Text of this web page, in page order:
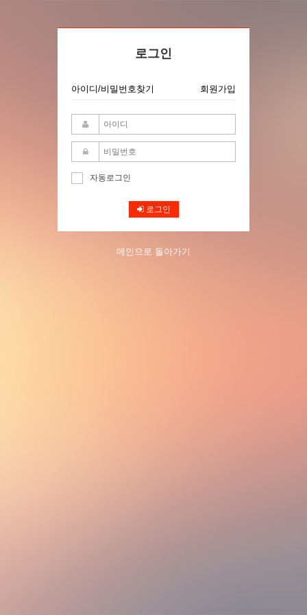
로그인
아이디/비밀번호찾기 회원가입
자동로그인
로그인
메인으로 돌아가기